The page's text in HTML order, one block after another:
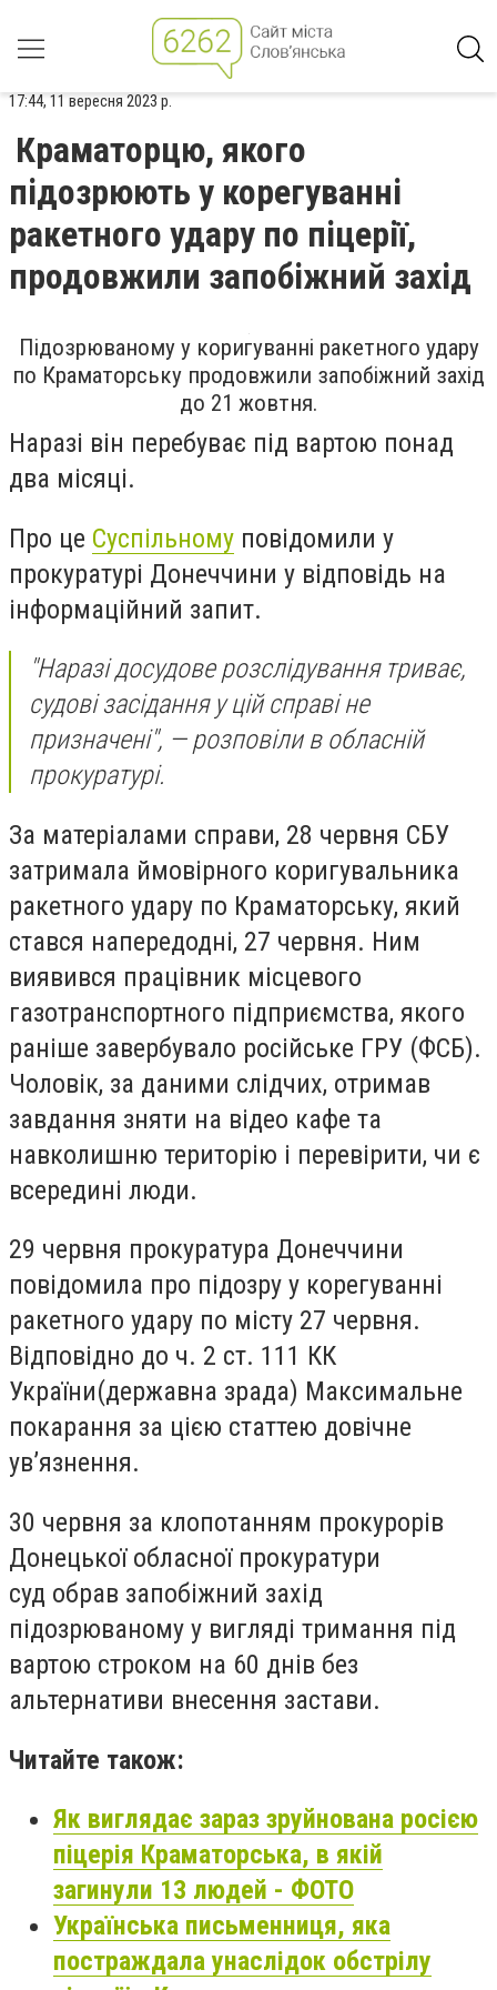
17:44, 11 вересня 2023 р.
Краматорцю, якого
підозрюють у корегуванні
ракетного удару по піцерії,
продовжили запобіжний захід
Підозрюваному у коригуванні ракетного удару
по Краматорську продовжили запобіжний захід
до 21 жовтня.
Наразі він перебуває під вартою понад
два місяці.
Про це Суспільному повідомили у
прокуратурі Донеччини у відповідь на
інформаційний запит.
"Наразі досудове розслідування триває,
судові засідання у цій справі не
призначені", — розповіли в обласній
прокуратурі.
За матеріалами справи, 28 червня СБУ
затримала ймовірного коригувальника
ракетного удару по Краматорську, який
стався напередодні, 27 червня. Ним
виявився працівник місцевого
газотранспортного підприємства, якого
раніше завербувало російське ГРУ (ФСБ).
Чоловік, за даними слідчих, отримав
завдання зняти на відео кафе та
навколишню територію і перевірити, чи є
всередині люди.
29 червня прокуратура Донеччини
повідомила про підозру у корегуванні
ракетного удару по місту 27 червня.
Відповідно до ч. 2 ст. 111 КК
України(державна зрада) Максимальне
покарання за цією статтею довічне
ув’язнення.
30 червня за клопотанням прокурорів
Донецької обласної прокуратури
суд обрав запобіжний захід
підозрюваному у вигляді тримання під
вартою строком на 60 днів без
альтернативи внесення застави.
Читайте також:
Як виглядає зараз зруйнована росією
піцерія Краматорська, в якій
загинули 13 людей - ФОТО
Українська письменниця, яка
постраждала унаслідок обстрілу